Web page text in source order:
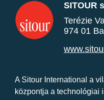
SITOUR
Terézie
974 01
A Sitour International a
központja a technológiai